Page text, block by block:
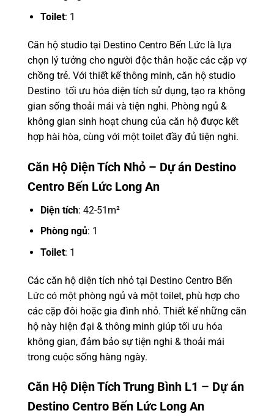
Toilet: 1
Căn hộ studio tại Destino Centro Bến Lức là lựa
chọn lý tưởng cho người độc thân hoặc các cặp vợ
chồng trẻ. Với thiết kế thông minh, căn hộ studio
Destino tối ưu hóa diện tích sử dụng, tạo ra không
gian sống thoải mái và tiện nghi. Phòng ngủ &
không gian sinh hoạt chung của căn hộ được kết
hợp hài hòa, cùng với một toilet đầy đủ tiện nghi.
Căn Hộ Diện Tích Nhỏ – Dự án Destino
Centro Bến Lức Long An
Diện tích: 42-51m²
Phòng ngủ: 1
Toilet: 1
Các căn hộ diện tích nhỏ tại Destino Centro Bến
Lức có một phòng ngủ và một toilet, phù hợp cho
các cặp đôi hoặc gia đình nhỏ. Thiết kế những căn
hộ này hiện đại & thông minh giúp tối ưu hóa
không gian, đảm bảo sự tiện nghi & thoải mái
trong cuộc sống hàng ngày.
Căn Hộ Diện Tích Trung Bình L1 – Dự án
Destino Centro Bến Lức Long An